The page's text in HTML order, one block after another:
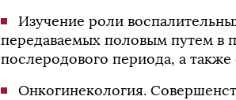
Изучение роли
передаваемых половым путем в
послеродового периода, а
Онкогинекология.